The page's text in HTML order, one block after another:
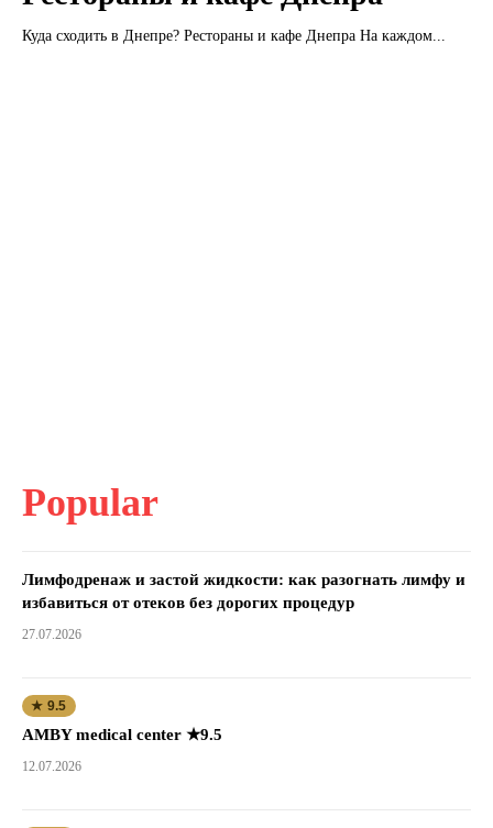
Куда сходить в Днепре? Рестораны и кафе Днепра На каждом...
Popular
Лимфодренаж и застой жидкости: как разогнать лимфу и
избавиться от отеков без дорогих процедур
27.07.2026
★ 9.5
AMBY medical center ★9.5
12.07.2026